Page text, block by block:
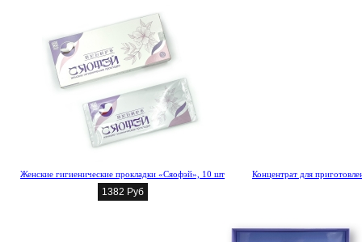
Женские гигиенические прокладки «Сяофэй», 10 шт
1382 Руб
Концентрат для